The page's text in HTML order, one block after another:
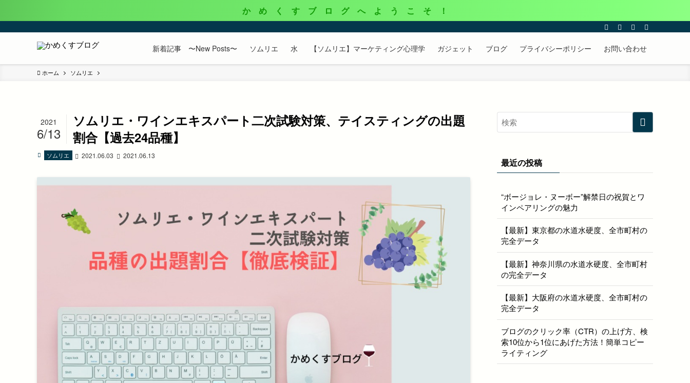
か め く す ブ ロ グ へ よ う こ そ ！
新着記事 〜New Posts〜 ソムリエ 水 【ソムリエ】マーケティング心理学 ガジェット ブログ プライバシーポリシー お問い合わせ
ホーム ソムリエ
ソムリエ・ワインエキスパート二次試験対策、テイスティングの出題
割合【過去24品種】
2021
6/13
ソムリエ 2021.06.03 2021.06.13
最近の投稿
“ボージョレ・ヌーボー”解禁日の祝賀とワ
インペアリングの魅力
【最新】東京都の水道水硬度、全市町村の
完全データ
【最新】神奈川県の水道水硬度、全市町村
の完全データ
【最新】大阪府の水道水硬度、全市町村の
完全データ
ブログのクリック率（CTR）の上げ方、検
索10位から1位にあげた方法！簡単コピー
ライティング